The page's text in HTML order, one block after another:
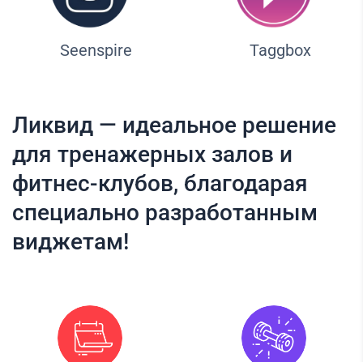
Seenspire Taggbox
Ликвид — идеальное решение
для тренажерных залов и
фитнес-клубов, благодарая
специально разработанным
виджетам!